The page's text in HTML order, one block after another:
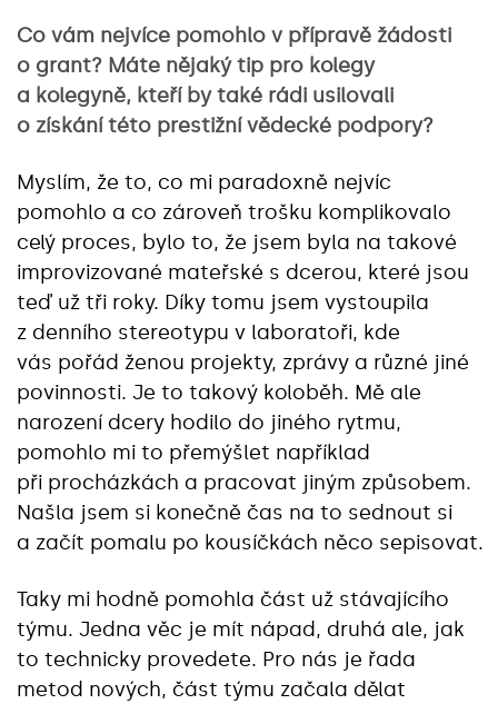
Co vám nejvíce pomohlo v přípravě žádosti
o grant? Máte nějaký tip pro kolegy
a kolegyně, kteří by také rádi usilovali
o získání této prestižní vědecké podpory?
Myslím, že to, co mi paradoxně nejvíc
pomohlo a co zároveň trošku komplikovalo
celý proces, bylo to, že jsem byla na takové
improvizované mateřské s dcerou, které jsou
teď už tři roky. Díky tomu jsem vystoupila
z denního stereotypu v laboratoři, kde
vás pořád ženou projekty, zprávy a různé jiné
povinnosti. Je to takový koloběh. Mě ale
narození dcery hodilo do jiného rytmu,
pomohlo mi to přemýšlet například
při procházkách a pracovat jiným způsobem.
Našla jsem si konečně čas na to sednout si
a začít pomalu po kousíčkách něco sepisovat.
Taky mi hodně pomohla část už stávajícího
týmu. Jedna věc je mít nápad, druhá ale, jak
to technicky provedete. Pro nás je řada
metod nových, část týmu začala dělat